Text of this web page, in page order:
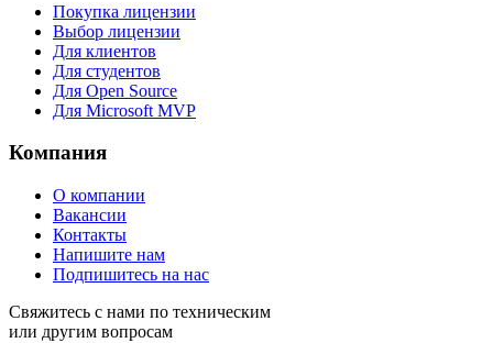
Покупка лицензии
Выбор лицензии
Для клиентов
Для студентов
Для Open Source
Для Microsoft MVP
Компания
О компании
Вакансии
Контакты
Напишите нам
Подпишитесь на нас
Свяжитесь с нами по техническим
или другим вопросам